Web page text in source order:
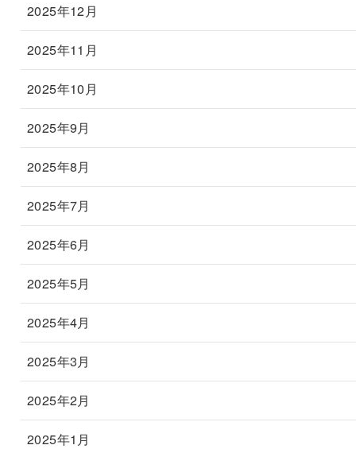
2025年12月
2025年11月
2025年10月
2025年9月
2025年8月
2025年7月
2025年6月
2025年5月
2025年4月
2025年3月
2025年2月
2025年1月